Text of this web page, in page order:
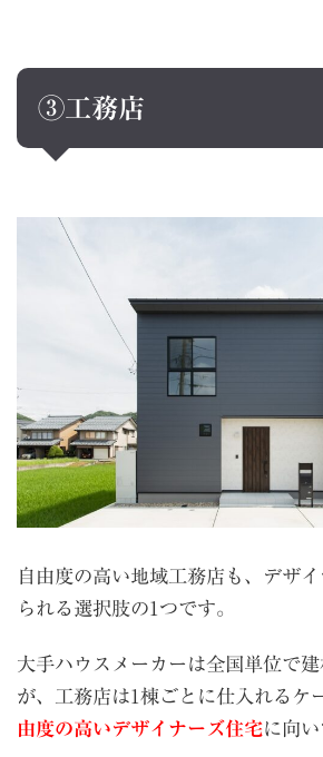
③工務店
自由度の高い地域工務店も、デザ
られる選択肢の1 つです。
大手ハウスメーカーは全国単位で
が、工務店は1 棟ごとに仕入れるケ
由度の高いデザイナーズ住宅に向い